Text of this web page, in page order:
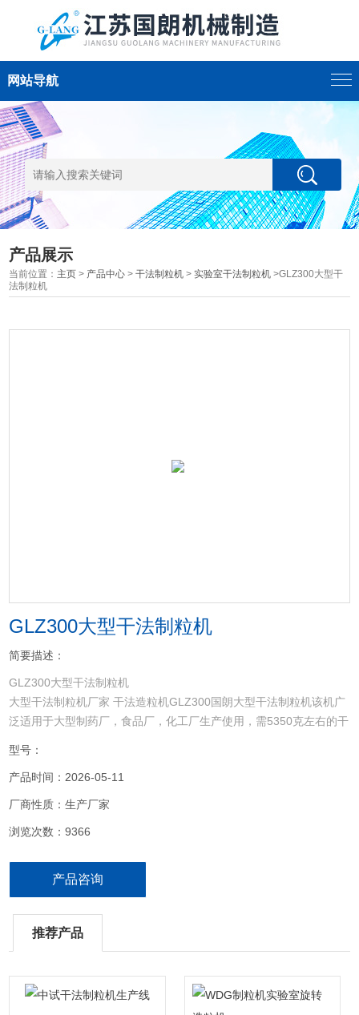
网站导航
产品展示
当前位置： 主页 > 产品中心 >干法制粒机 >实验室干法制粒机 >GLZ300大型干
法制粒机
GLZ300大型干法制粒机
简要描述：
GLZ300大型干法制粒机
大型干法制粒机厂家 干法造粒机GLZ300国朗大型干法制粒机该机广
泛适用于大型制药厂，食品厂，化工厂生产使用，需5350克左右的干
率高、自动化程度高、使用方便、通用性好等特点，可根据客户需要
在压轮处增加水冷装置。
型号：
产品时间：2026-05-11
厂商性质：生产厂家
浏览次数：9366
产品咨询
推荐产品